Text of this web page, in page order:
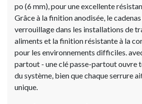
po (6 mm), pour une excellente
Grâce à la finition anodisée, le
verrouillage dans les installations de
aliments et la finition résistante à la
pour les environnements difficiles.
partout - une clé passe-partout ouvre
du système, bien que chaque serrure
unique.